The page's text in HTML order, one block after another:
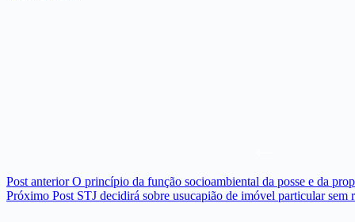
Post anteriorO princípio da função socioambiental da posse e da
Próximo Post STJ decidirá sobre usucapião de imóvel particular sem